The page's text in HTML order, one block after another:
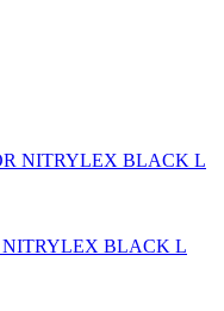
NITRYLEX BLACK L